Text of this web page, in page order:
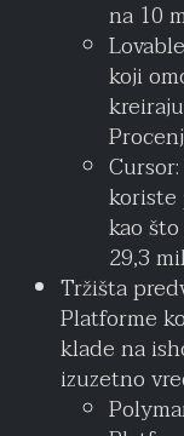
na 10
koji
koriste
kao
29,3
Tržišta
Platforme
klade na
izuzetno